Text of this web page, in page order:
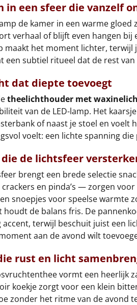
in een sfeer die vanzelf
de kamer in een warme
verhaal of blijft even hangen
maakt het moment lichter, terwijl
een subtiel ritueel dat de rest
dat diepte toevoegt
theelichthouder met
van de LED-lamp. Het
of naast je stoel en voelt
voelt: een lichte spanning
die de lichtsfeer
brengt een brede selectie
en pinda’s — zorgen
snoepjes voor speelse warmte
de balans fris. De
accent, terwijl beschuit juist een
aan de avond wilt
rust en licht
vormt een heerlijk
koekje zorgt voor een klein
zonder het ritme van de avond